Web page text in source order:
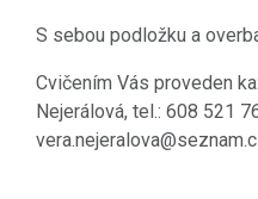
S sebou podložku a
Cvičením Vás proveden
Nejerálová, tel.: 608 521